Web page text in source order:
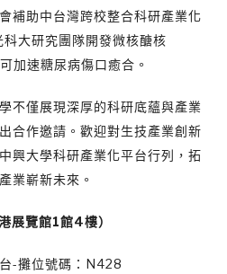
補助中台灣跨校整合科研產業化
大研究團隊開發微核醣核
加速糖尿病傷口癒合。
不僅展現深厚的科研底蘊與產業
合作邀請。歡迎對生技產業創新
興大學科研產業化平台行列，拓
業嶄新未來。
展覽館1館4樓）
-攤位號碼：N428